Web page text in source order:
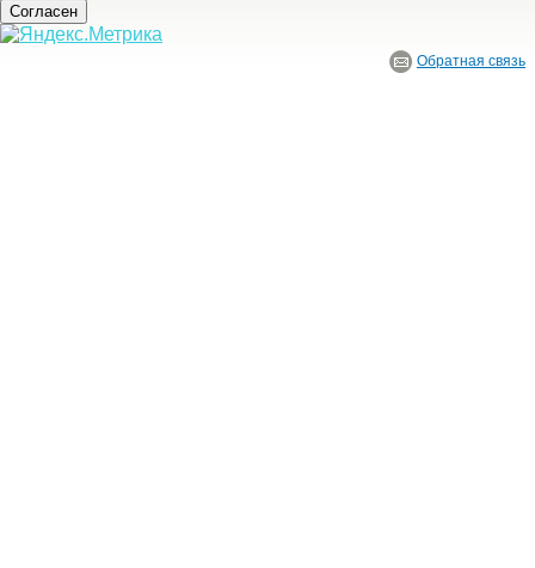
Согласен
Обратная связь